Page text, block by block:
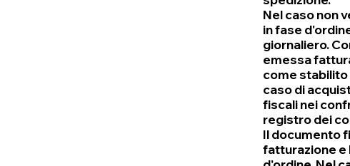
Nel caso non
in fase
giornaliero.
emessa
come stabilito
caso di
fiscali nei
registro dei
Il documento
fatturazione e